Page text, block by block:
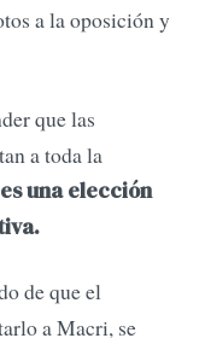
a la oposición y
que las
a toda la
es una elección
de que el
a Macri, se